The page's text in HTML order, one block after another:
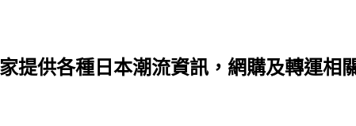
提供各種日本潮流資訊，網購及轉運相